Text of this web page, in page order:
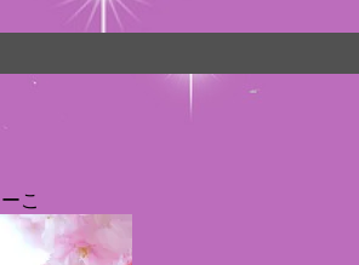
こ